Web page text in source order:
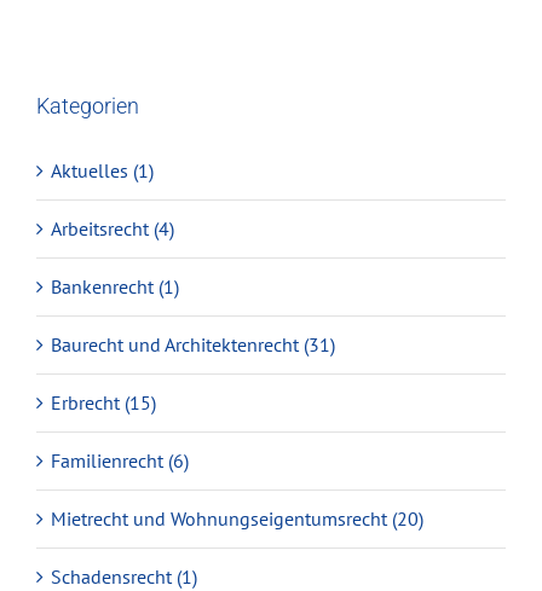
Kategorien
Aktuelles (1)
Arbeitsrecht (4)
Bankenrecht (1)
Baurecht und Architektenrecht (31)
Erbrecht (15)
Familienrecht (6)
Mietrecht und Wohnungseigentumsrecht (20)
Schadensrecht (1)